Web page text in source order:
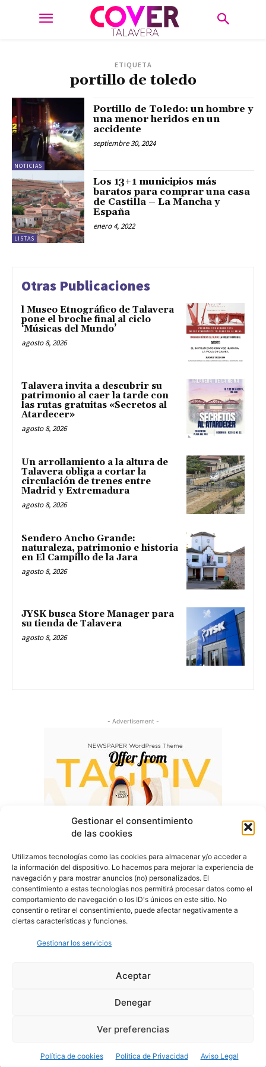
Gestionar el consentimiento
de las cookies
Utilizamos tecnologías como las cookies para almacenar y/o acceder a
la información del dispositivo. Lo hacemos para mejorar la experiencia de
navegación y para mostrar anuncios (no) personalizados. El
consentimiento a estas tecnologías nos permitirá procesar datos como el
comportamiento de navegación o los ID's únicos en este sitio. No
consentir o retirar el consentimiento, puede afectar negativamente a
ciertas características y funciones.
Gestionar los servicios
Aceptar
Denegar
Ver preferencias
Política de cookies Política de Privacidad Aviso Legal
ETIQUETA
portillo de toledo
NOTICIAS
Portillo de Toledo: un hombre y
una menor heridos en un
accidente
septiembre 30, 2024
LISTAS
Los 13+1 municipios más
baratos para comprar una casa
de Castilla – La Mancha y
España
enero 4, 2022
Otras Publicaciones
l Museo Etnográfico de Talavera
pone el broche final al ciclo
‘Músicas del Mundo’
agosto 8, 2026
Talavera invita a descubrir su
patrimonio al caer la tarde con
las rutas gratuitas «Secretos al
Atardecer»
agosto 8, 2026
Un arrollamiento a la altura de
Talavera obliga a cortar la
circulación de trenes entre
Madrid y Extremadura
agosto 8, 2026
Sendero Ancho Grande:
naturaleza, patrimonio e historia
en El Campillo de la Jara
agosto 8, 2026
JYSK busca Store Manager para
su tienda de Talavera
agosto 8, 2026
- Advertisement -